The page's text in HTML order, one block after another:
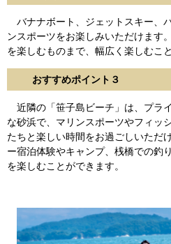
バナナボート、ジェットスキー、
ンスポーツをお楽しみいただけます
を楽しむものまで、幅広く楽しむこ
おすすめポイント３
近隣の「笹子島ビーチ」は、プラ
な砂浜で、マリンスポーツやフィッ
たちと楽しい時間をお過ごしいただ
ー宿泊体験やキャンプ、桟橋での釣
を楽しむことができます。